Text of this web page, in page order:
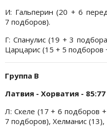
И: Гальперин (20 + 6
7 подборов).
Г: Спанулис (19 + 3
Царцарис (15 + 5 подборов
Группа B
Латвия - Хорватия - 85:77
Л: Скеле (17 + 6 подборов
7 подборов), Хелманис